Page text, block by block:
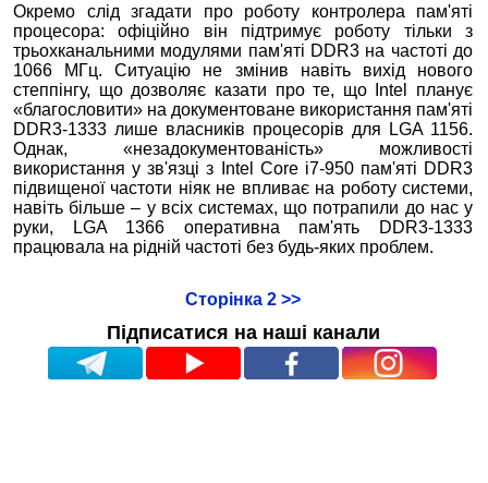
Окремо слід згадати про роботу контролера пам'яті
процесора: офіційно він підтримує роботу тільки з
трьохканальними модулями пам'яті DDR3 на частоті до
1066 МГц. Ситуацію не змінив навіть вихід нового
степпінгу, що дозволяє казати про те, що Intel планує
«благословити» на документоване використання пам'яті
DDR3-1333 лише власників процесорів для LGA 1156.
Однак, «незадокументованість» можливості
використання у зв'язці з Intel Core i7-950 пам'яті DDR3
підвищеної частоти ніяк не впливає на роботу системи,
навіть більше – у всіх системах, що потрапили до нас у
руки, LGA 1366 оперативна пам'ять DDR3-1333
працювала на рідній частоті без будь-яких проблем.
Сторінка 2 >>
Підписатися на наші канали